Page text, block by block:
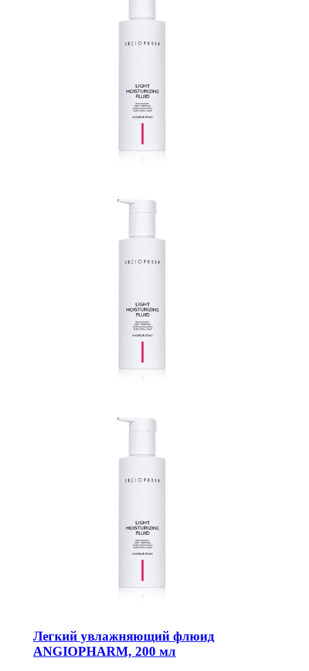
Легкий увлажняющий флюид
ANGIOPHARM, 200 мл